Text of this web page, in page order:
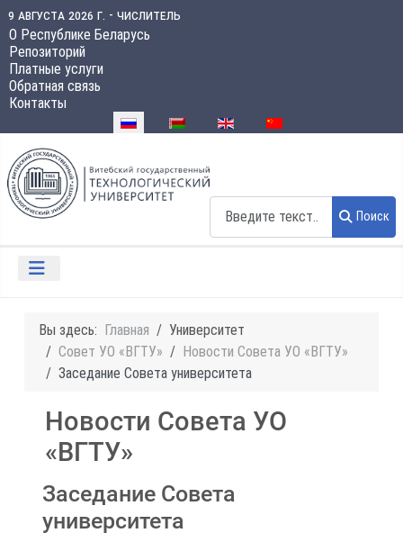
9 августа 2026 г. - числитель
О Республике Беларусь
Репозиторий
Платные услуги
Обратная связь
Контакты
Выберите язык
Поиск
Вы здесь: Главная
Университет
Совет УО «ВГТУ»
Новости Совета УО «ВГТУ»
Заседание Совета университета
Новости Совета УО
«ВГТУ»
Заседание Совета
университета